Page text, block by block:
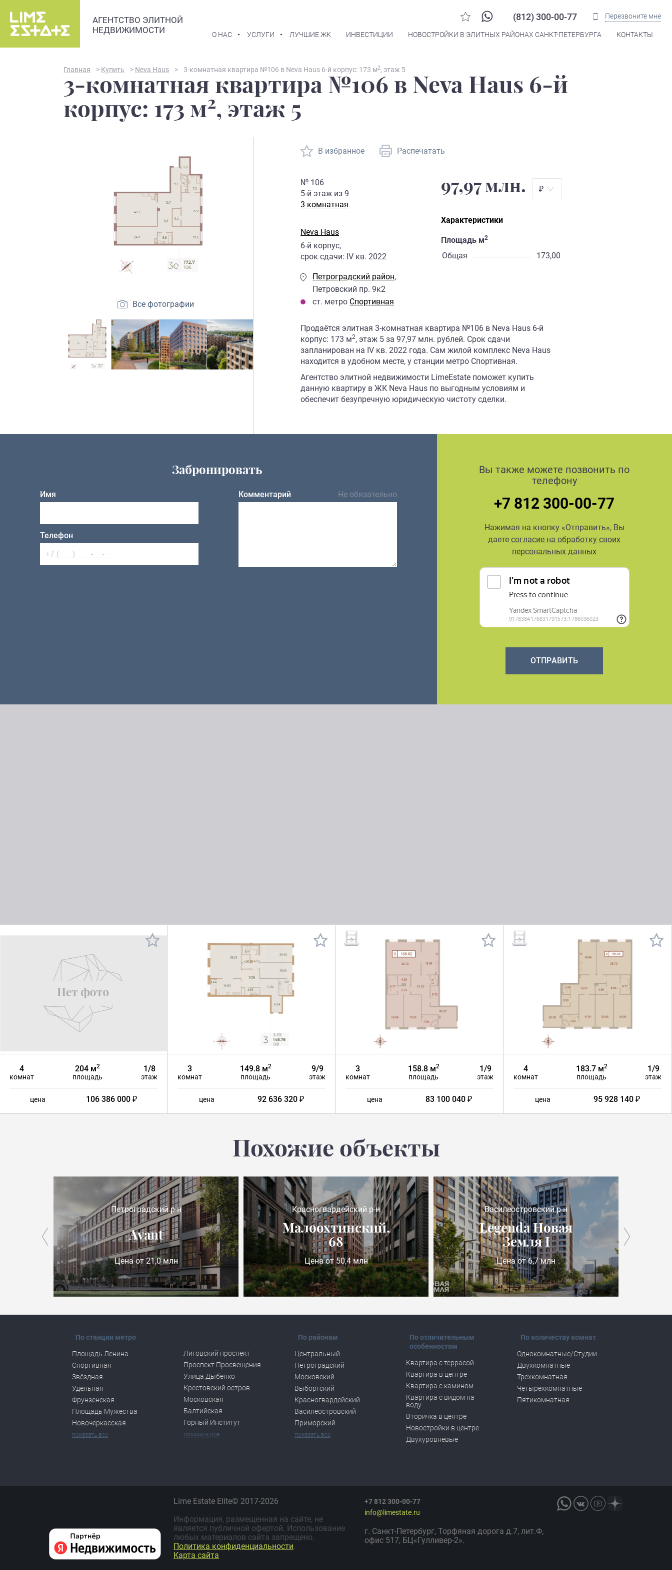
АГЕНТСТВО ЭЛИТНОЙ
НЕДВИЖИМОСТИ
(812) 300-00-77 Перезвоните мне
О НАС УСЛУГИ ЛУЧШИЕ ЖК ИНВЕСТИЦИИ НОВОСТРОЙКИ В ЭЛИТНЫХ РАЙОНАХ САНКТ-ПЕТЕРБУРГА КОНТАКТЫ
Главная > Купить > Neva Haus > 3-комнатная квартира №106 в Neva Haus 6-й корпус: 173 м2, этаж 5
3-комнатная квартира №106 в Neva Haus 6-й
корпус: 173 м2, этаж 5
Все фотографии
В избранное Распечатать
№ 106
5-й этаж из 9
3 комнатная
Neva Haus
6-й корпус,
срок сдачи: IV кв. 2022
Петроградский район,
Петровский пр. 9к2
ст. метро Спортивная
97,97 млн. ₽
Характеристики
Площадь м2
Общая 173,00
Продаётся элитная 3-комнатная квартира №106 в Neva Haus 6-й
корпус: 173 м2, этаж 5 за 97,97 млн. рублей. Срок сдачи
запланирован на IV кв. 2022 года. Сам жилой комплекс Neva Haus
находится в удобном месте, у станции метро Спортивная.
Агентство элитной недвижимости LimeEstate поможет купить
данную квартиру в ЖК Neva Haus по выгодным условиям и
обеспечит безупречную юридическую чистоту сделки.
Забронировать
Имя
Телефон
Комментарий Не обязательно
Вы также можете позвонить по
телефону
+7 812 300-00-77
Нажимая на кнопку «Отправить», Вы
даетесогласие на обработку своих
персональных данных
ОТПРАВИТЬ
4
комнат
204 м2
площадь
1/8
этаж
цена 106 386 000 ₽
3
комнат
149.8 м2
площадь
9/9
этаж
цена 92 636 320 ₽
3
комнат
158.8 м2
площадь
1/9
этаж
цена 83 100 040 ₽
4
комнат
183.7 м2
площадь
1/9
этаж
цена 95 928 140 ₽
Похожие объекты
Петроградский р-н
Avant
Цена от 21,0 млн
Красногвардейский р-н
Малоохтинский,
68
Цена от 50,4 млн
Василеостровский р-н
Legenda Новая
Земля I
Цена от 6,7 млн
По станции метро
Площадь Ленина
Спортивная
Звёздная
Удельная
Фрунзенская
Площадь Мужества
Новочеркасская
показать все
Лиговский проспект
Проспект Просвещения
Улица Дыбенко
Крестовский остров
Московская
Балтийская
Горный Институт
показать все
По районам
Центральный
Петроградский
Московский
Выборгский
Красногвардейский
Василеостровский
Приморский
показать все
По отличительным
особенностям
Квартира с террасой
Квартира в центре
Квартира с камином
Квартира с видом на
воду
Вторичка в центре
Новостройки в центре
Двухуровневые
По количеству комнат
Однокомнатные/Студии
Двухкомнатные
Трехкомнатная
Четырёхкомнатные
Пятикомнатная
Lime Estate Elite© 2017-2026
Информация, размещенная на сайте, не
является публичной офертой. Использование
любых материалов сайта запрещено.
Политика конфиденциальности.
Карта сайта
+7 812 300-00-77
info@limestate.ru
г. Санкт-Петербург, Торфяная дорога д.7, лит.Ф,
офис 517, БЦ«Гулливер-2».